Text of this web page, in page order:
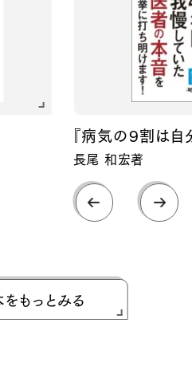
もっとみる
『病気の９割は自分
長尾 和宏著